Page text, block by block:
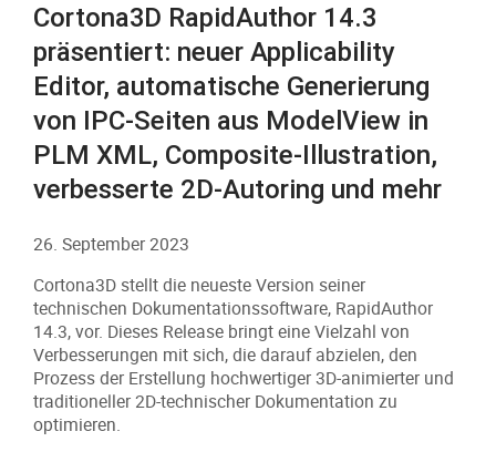
Cortona3D RapidAuthor 14.3
präsentiert: neuer Applicability
Editor, automatische Generierung
von IPC-Seiten aus ModelView in
PLM XML, Composite-Illustration,
verbesserte 2D-Autoring und mehr
26. September 2023
Cortona3D stellt die neueste Version seiner
technischen Dokumentationssoftware, RapidAuthor
14.3, vor. Dieses Release bringt eine Vielzahl von
Verbesserungen mit sich, die darauf abzielen, den
Prozess der Erstellung hochwertiger 3D-animierter und
traditioneller 2D-technischer Dokumentation zu
optimieren.